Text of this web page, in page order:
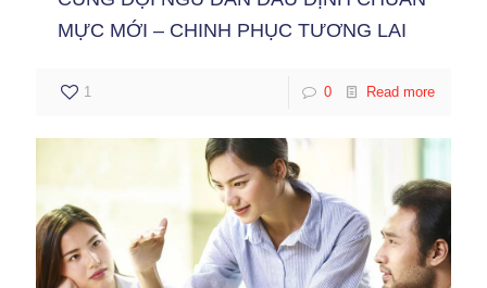
MỰC MỚI – CHINH PHỤC TƯƠNG LAI
1 0 Read more